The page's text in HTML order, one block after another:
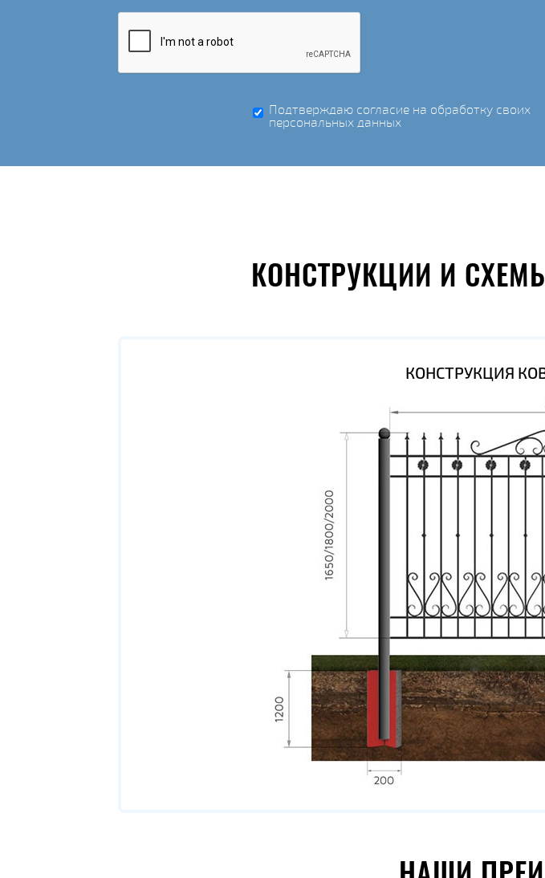
Подтверждаю согласие на обработку своих
персональных данных
КОНСТРУКЦИИ И
КОНСТРУКЦИЯ